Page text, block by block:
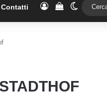
Contatti AccediVedi ilCambia